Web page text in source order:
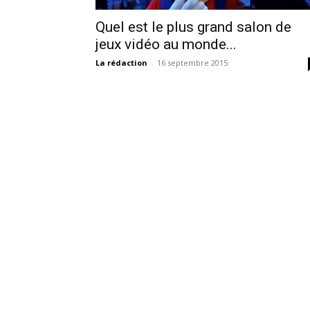
Quel est le plus grand salon de
jeux vidéo au monde...
La rédaction - 16 septembre 2015